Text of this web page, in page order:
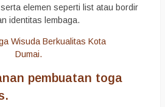
elemen seperti list atau bordir
identitas lembaga.
pembuatan toga